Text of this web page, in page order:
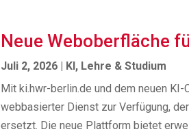
Neue Weboberfläche
Juli 2, 2026 | KI, Lehre & Studium
Mit ki.hwr-berlin.de und dem neuen
webbasierter Dienst zur Verfügung,
ersetzt. Die neue Plattform bietet